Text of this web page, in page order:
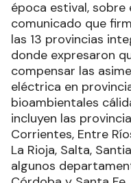
época estival, sobre
comunicado que
las 13 provincias
donde expresaron
compensar las
eléctrica en
bioambientales
incluyen las
Corrientes, Entre
La Rioja, Salta,
algunos